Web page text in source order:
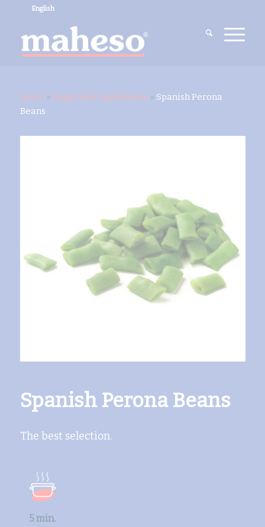
English
Inicio » Vegetable ingredients » Spanish Perona
Beans
Spanish Perona Beans
The best selection.
5 min.